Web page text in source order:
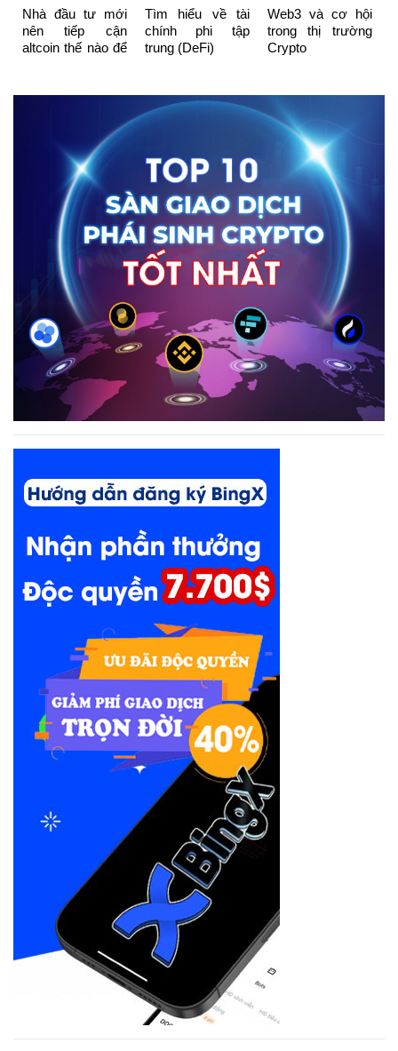
Nhà đầu tư mới
nên tiếp cận
altcoin thế nào để
Tìm hiểu về tài
chính phi tập
trung (DeFi)
Web3 và cơ hội
trong thị trường
Crypto